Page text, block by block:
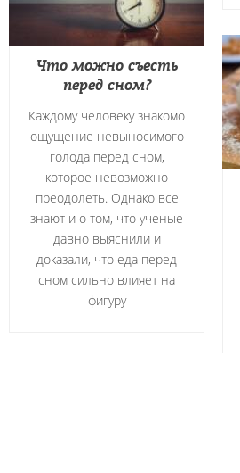
Что можно съесть
перед сном?
Каждому человеку знакомо
ощущение невыносимого
голода перед сном,
которое невозможно
преодолеть. Однако все
знают и о том, что ученые
давно выяснили и
доказали, что еда перед
сном сильно влияет на
фигуру